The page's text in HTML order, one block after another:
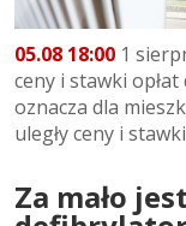
05.08 18:00 1
ceny i stawki
oznacza dla
uległy ceny i
Za mało